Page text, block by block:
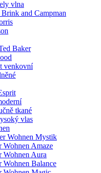
vlna
and Campman
Baker
venkovní
tkané
vlas
Wohnen Mystik
Wohnen Amaze
Wohnen Aura
Wohnen Balance